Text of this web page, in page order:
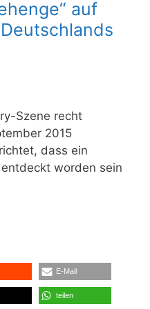
auf
Szene recht
2015
dass ein
entdeckt worden sein
E-Mail
teilen